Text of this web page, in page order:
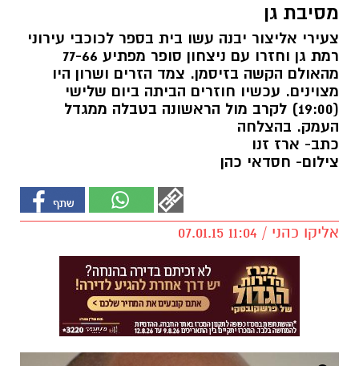
מסיבת גן
צעירי אליצור יבנה עשו בית בספר לכוכבי עירוני
רמת גן וחזרו עם ניצחון סופר מפתיע 77-66
מהאולם הקשה בזיסמן. צמד הזרים ושרון היו
מצוינים. עכשיו חוזרים הביתה ביום שלישי
(19:00) לקרב מול הראשונה בטבלה ממגדל
העמק. בהצלחה
כתב- ארז זנו
צילום- חסדאי כהן
אליקו כהני / 11:04 07.01.15